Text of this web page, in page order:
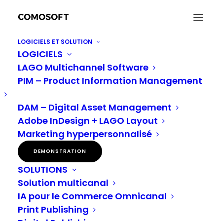
LOGICIELS ET SOLUTION
LOGICIELS
LAGO Multichannel Software
PIM – Product Information Management
DAM – Digital Asset Management
Adobe InDesign + LAGO Layout
Marketing hyperpersonnalisé
DEMONSTRATION
SOLUTIONS
Solution multicanal
IA pour le Commerce Omnicanal
Print Publishing
Production automatisée
de supports
publicitaires avecLAGO
Comosoft est l’un des principaux fournisseurs
mondiaux de technologies pour les
PIM et de production de médias
production automatisée de matériel
publicitaire.